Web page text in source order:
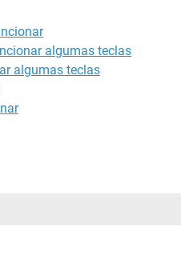
algumas teclas
algumas teclas